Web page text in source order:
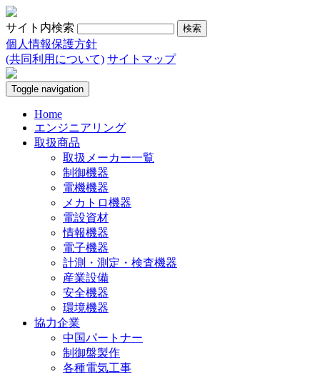
サイト内検索
個人情報保護方針
(共同利用について) サイトマップ
Toggle navigation
Home
エンジニアリング
取扱商品
取扱メーカー一覧
制御機器
電機機器
メカトロ機器
電設資材
情報機器
電子機器
計測・測定・検査機器
産業設備
安全機器
環境機器
協力企業
中国パートナー
制御盤製作
各種電気工事